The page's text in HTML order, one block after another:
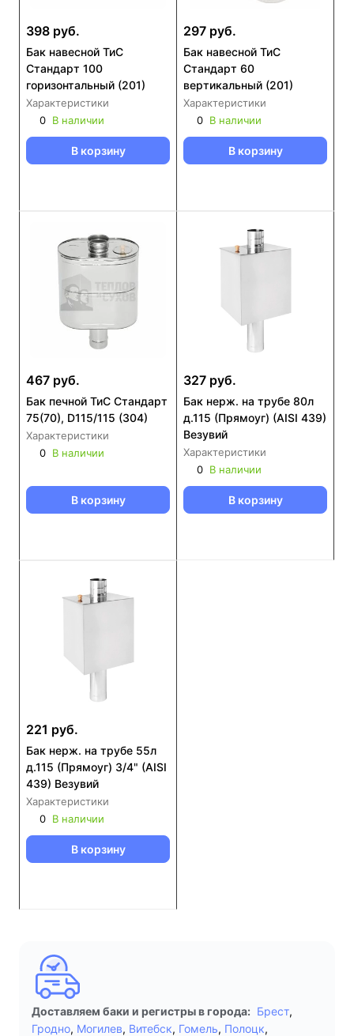
398 руб.
Бак навесной ТиС
Стандарт 100
горизонтальный (201)
Характеристики
0 В наличии
В корзину
297 руб.
Бак навесной ТиС
Стандарт 60
вертикальный (201)
Характеристики
0 В наличии
В корзину
467 руб.
Бак печной ТиС Стандарт
75(70), D115/115 (304)
Характеристики
0 В наличии
В корзину
327 руб.
Бак нерж. на трубе 80л
д.115 (Прямоуг) (AISI 439)
Везувий
Характеристики
0 В наличии
В корзину
221 руб.
Бак нерж. на трубе 55л
д.115 (Прямоуг) 3/4" (AISI
439) Везувий
Характеристики
0 В наличии
В корзину
Доставляем баки и регистры в города: Брест,
Гродно, Могилев, Витебск, Гомель, Полоцк,